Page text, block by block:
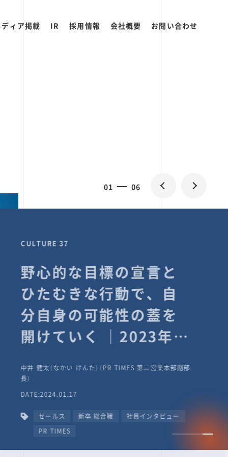
ィア掲載 IR 採用情報 会社概要 お問い合わせ
01 06
CULTURE 37
野心的な目標の宣言と
ひたむきな行動で、自
分自身の可能性の蓋を
開けていく ｜2023年度
タビュー #PR
TIMESな人たち
中井 健太（なかい けんた）（PR TIMES 第二営業本部副部
長）
DATE:2024.01.17
セールス 新卒 総合職
社員インタビュー
PR TIMES